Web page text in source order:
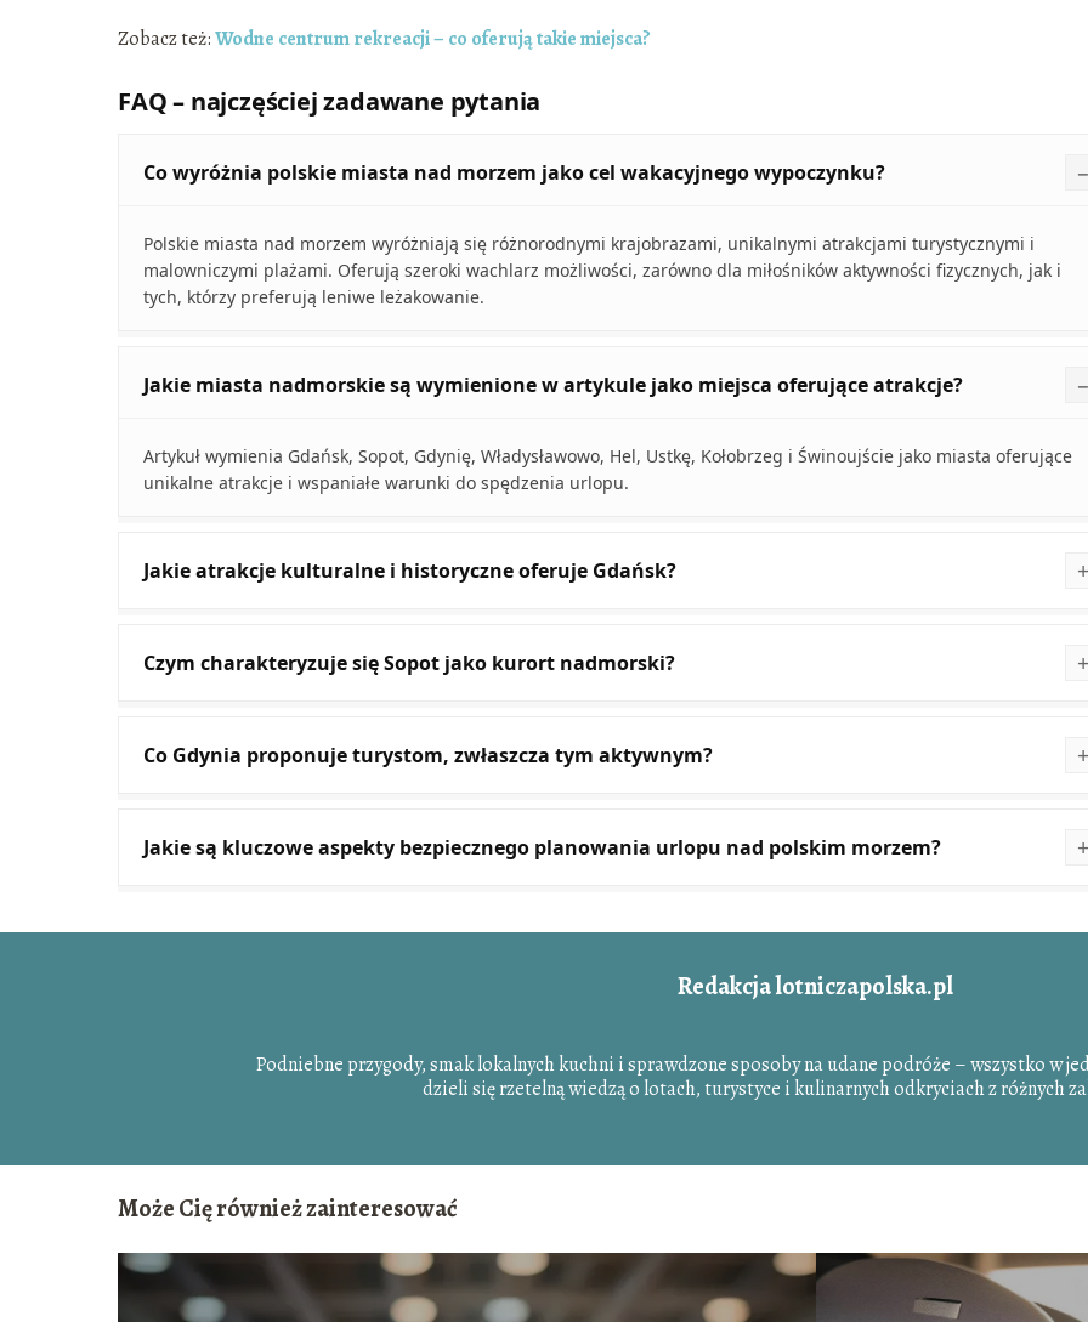
Zobacz też:Wodne centrum rekreacji – co oferują takie miejsca?
FAQ – najczęściej zadawane pytania
Co wyróżnia polskie miasta nad morzem jako cel wakacyjnego wypoczynku?
Polskie miasta nad morzem wyróżniają się różnorodnymi krajobrazami, unikalnymi atrakcjami turystycznymi i
malowniczymi plażami. Oferują szeroki wachlarz możliwości, zarówno dla miłośników aktywności fizycznych, jak i
tych, którzy preferują leniwe leżakowanie.
Jakie miasta nadmorskie są wymienione w artykule jako miejsca oferujące atrakcje?
Artykuł wymienia Gdańsk, Sopot, Gdynię, Władysławowo, Hel, Ustkę, Kołobrzeg i Świnoujście jako miasta oferujące
unikalne atrakcje i wspaniałe warunki do spędzenia urlopu.
Jakie atrakcje kulturalne i historyczne oferuje Gdańsk?
Czym charakteryzuje się Sopot jako kurort nadmorski?
Co Gdynia proponuje turystom, zwłaszcza tym aktywnym?
Jakie są kluczowe aspekty bezpiecznego planowania urlopu nad polskim morzem?
Redakcja lotniczapolska.pl
Podniebne przygody, smak lokalnych kuchni i sprawdzone sposoby na udane podróże – wszystko w
dzieli się rzetelną wiedzą o lotach, turystyce i kulinarnych odkryciach z różnych
Może Cię również zainteresować